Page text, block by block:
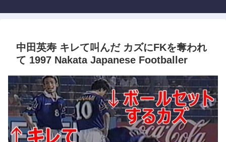
中田英寿 キレて叫んだ カズにFKを奪われ
て 1997 Nakata Japanese Footballer